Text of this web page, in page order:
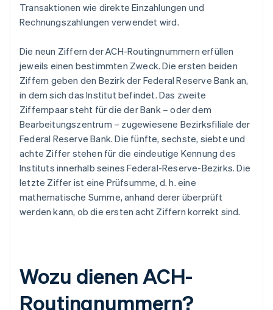
Transaktionen wie direkte Einzahlungen und
Rechnungszahlungen verwendet wird.
Die neun Ziffern der ACH-Routingnummern erfüllen
jeweils einen bestimmten Zweck. Die ersten beiden
Ziffern geben den Bezirk der Federal Reserve Bank an,
in dem sich das Institut befindet. Das zweite
Ziffernpaar steht für die der Bank – oder dem
Bearbeitungszentrum – zugewiesene Bezirksfiliale der
Federal Reserve Bank. Die fünfte, sechste, siebte und
achte Ziffer stehen für die eindeutige Kennung des
Instituts innerhalb seines Federal-Reserve-Bezirks. Die
letzte Ziffer ist eine Prüfsumme, d. h. eine
mathematische Summe, anhand derer überprüft
werden kann, ob die ersten acht Ziffern korrekt sind.
Wozu dienen ACH-
Routingnummern?